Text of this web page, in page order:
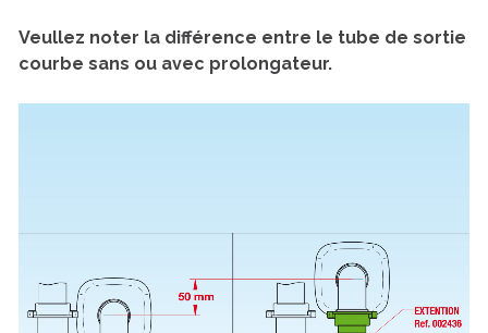
Veullez noter la différence entre le tube de sortie
courbe sans ou avec prolongateur.